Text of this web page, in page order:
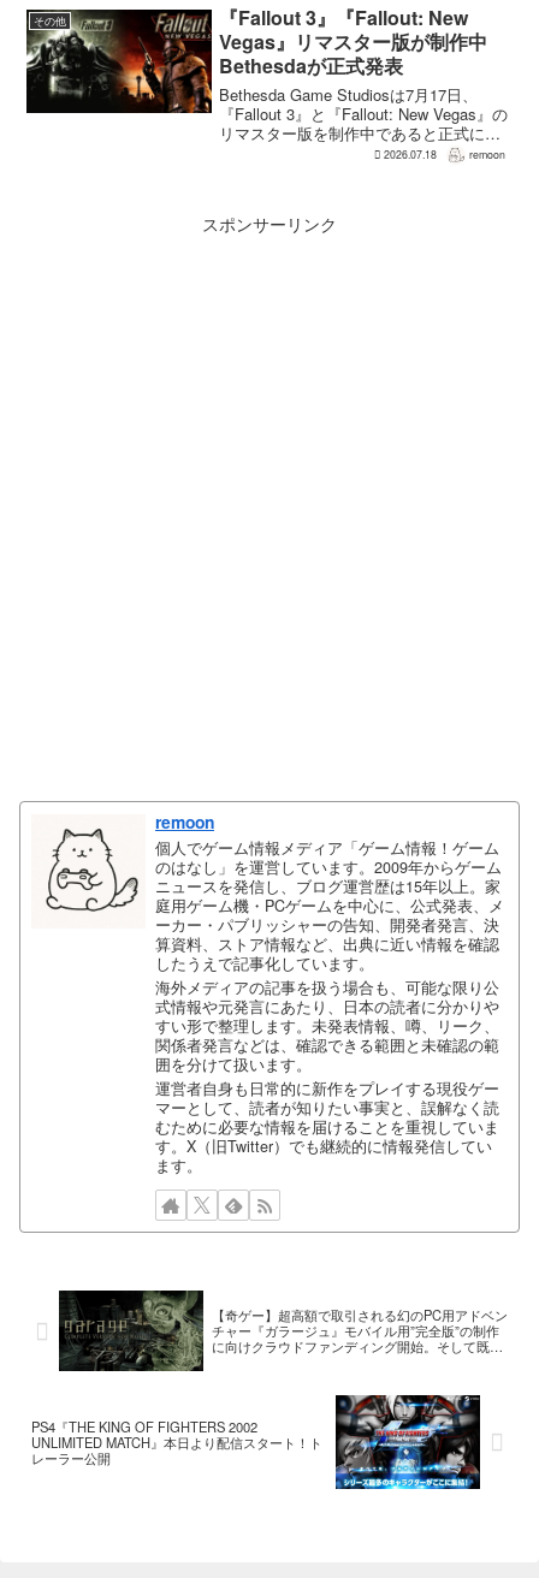
2億5500万本、約87％の減...
その他
『Fallout 3』『Fallout: New
Vegas』リマスター版が制作中
Bethesdaが正式発表
Bethesda Game Studiosは7月17日、
『Fallout 3』と『Fallout: New Vegas』の
リマスター版を制作中であると正式に発
表した。同社は今後のプロジェクトを紹
2026.07.18 remoon
スポンサーリンク
remoon
個人でゲーム情報メディア「ゲーム情報！ゲーム
のはなし」を運営しています。2009年からゲーム
ニュースを発信し、ブログ運営歴は15年以上。家
庭用ゲーム機・PCゲームを中心に、公式発表、メ
ーカー・パブリッシャーの告知、開発者発言、決
算資料、ストア情報など、出典に近い情報を確認
したうえで記事化しています。
海外メディアの記事を扱う場合も、可能な限り公
式情報や元発言にあたり、日本の読者に分かりや
すい形で整理します。未発表情報、噂、リーク、
関係者発言などは、確認できる範囲と未確認の範
囲を分けて扱います。
運営者自身も日常的に新作をプレイする現役ゲー
マーとして、読者が知りたい事実と、誤解なく読
むために必要な情報を届けることを重視していま
す。X（旧Twitter）でも継続的に情報発信してい
ます。
【奇ゲー】超高額で取引される幻のPC用アドベン
チャー『ガラージュ』モバイル用”完全版”の制作
に向けクラウドファンディング開始。そして既に
PS4『THE KING OF FIGHTERS 2002
UNLIMITED MATCH』本日より配信スタート！ト
レーラー公開